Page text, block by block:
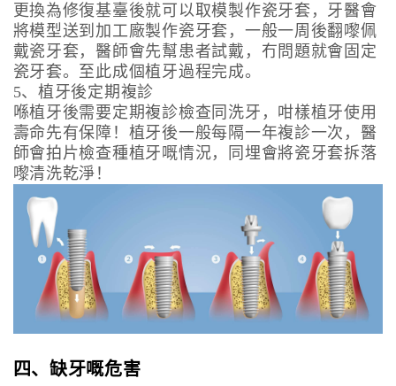
更換為修復基臺後就可以取模製作瓷牙套，牙醫會
將模型送到加工廠製作瓷牙套，一般一周後翻嚟佩
戴瓷牙套，醫師會先幫患者試戴，冇問題就會固定
瓷牙套。至此成個植牙過程完成。
5、植牙後定期複診
喺植牙後需要定期複診檢查同洗牙，咁樣植牙使用
壽命先有保障！植牙後一般每隔一年複診一次，醫
師會拍片檢查種植牙嘅情況，同埋會將瓷牙套拆落
嚟清洗乾淨！
四、缺牙嘅危害